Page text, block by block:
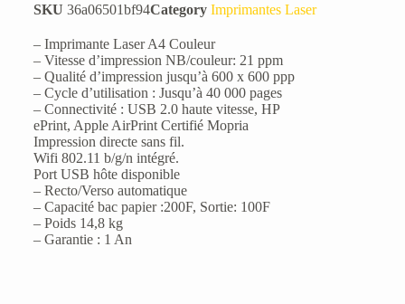
SKU 36a06501bf94Category Imprimantes Laser
– Imprimante Laser A4 Couleur
– Vitesse d’impression NB/couleur: 21 ppm
– Qualité d’impression jusqu’à 600 x 600 ppp
– Cycle d’utilisation : Jusqu’à 40 000 pages
– Connectivité : USB 2.0 haute vitesse, HP
ePrint, Apple AirPrint Certifié Mopria
Impression directe sans fil.
Wifi 802.11 b/g/n intégré.
Port USB hôte disponible
– Recto/Verso automatique
– Capacité bac papier :200F, Sortie: 100F
– Poids 14,8 kg
– Garantie : 1 An